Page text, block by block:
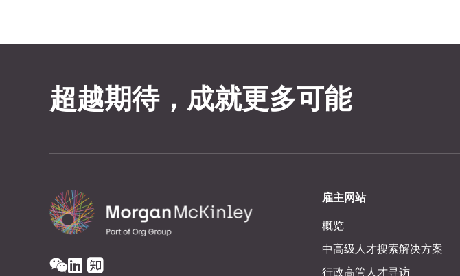
超越期待，成就更多可能
雇主网站
概览
中高级人才搜索解决方案
行政高管人才寻访